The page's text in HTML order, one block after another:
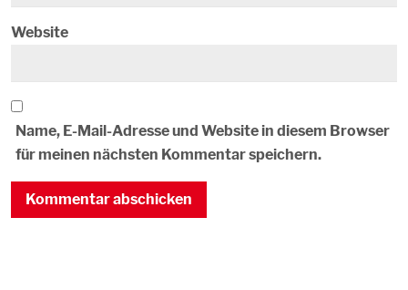
Website
Name, E-Mail-Adresse und Website in diesem Browser
für meinen nächsten Kommentar speichern.